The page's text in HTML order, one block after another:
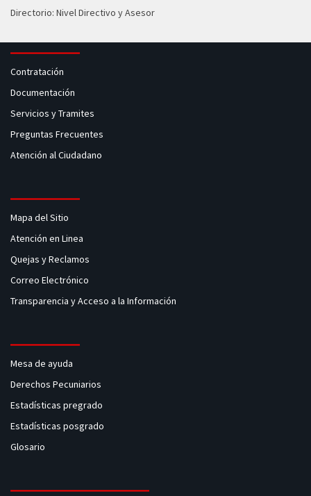
Directorio: Nivel Directivo y Asesor
Contratación
Documentación
Servicios y Tramites
Preguntas Frecuentes
Atención al Ciudadano
Mapa del Sitio
Atención en Linea
Quejas y Reclamos
Correo Electrónico
Transparencia y Acceso a la Información
Mesa de ayuda
Derechos Pecuniarios
Estadísticas pregrado
Estadísticas posgrado
Glosario